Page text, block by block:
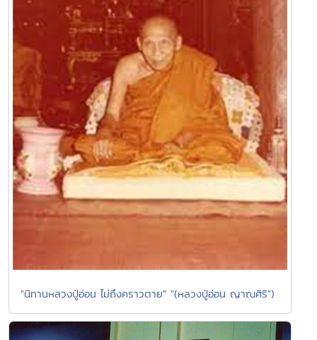
"นิทานหลวงปู่อ่อน ไม่ถึงคราวตาย" "(หลวงปู่อ่อน ญาณศิริ")